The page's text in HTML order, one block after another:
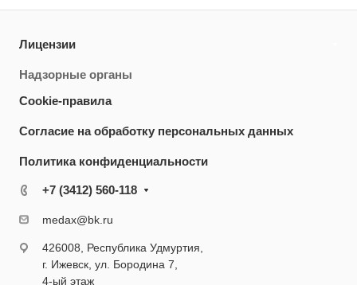
Лицензии
Надзорные органы
Cookie-правила
Согласие на обработку персональных данных
Политика конфиденциальности
+7 (3412) 560-118
medax@bk.ru
426008, Республика Удмуртия,
г. Ижевск, ул. Бородина 7,
4-ый этаж